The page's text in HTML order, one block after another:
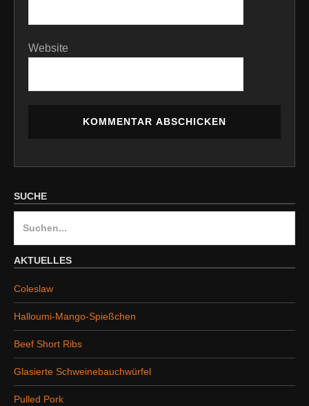
Website
SUCHE
c
e
n
a
c
h
:
AKTUELLES
Coleslaw
Halloumi-Mango-Spießchen
Beef Short Ribs
Glasierte Schweinebauchwürfel
Pulled Pork